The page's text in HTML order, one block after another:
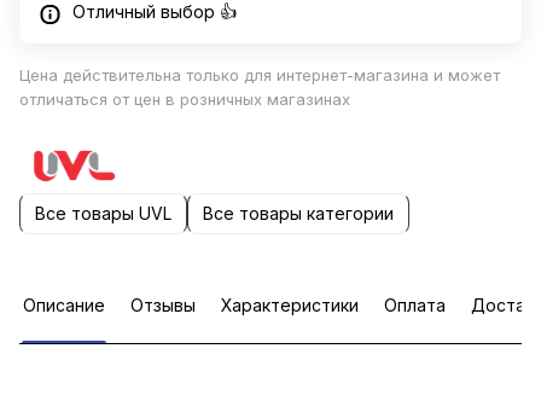
Отличный выбор 👍
Цена действительна только для интернет-магазина и может
отличаться от цен в розничных магазинах
Все товары UVL Все товары категории
Описание Отзывы Характеристики Оплата